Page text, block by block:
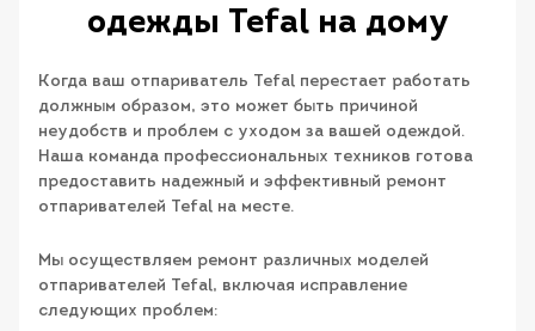
одежды Tefal на дому
Когда ваш отпариватель Tefal перестает работать
должным образом, это может быть причиной
неудобств и проблем с уходом за вашей одеждой.
Наша команда профессиональных техников готова
предоставить надежный и эффективный ремонт
отпаривателей Tefal на месте.
Мы осуществляем ремонт различных моделей
отпаривателей Tefal, включая исправление
следующих проблем: